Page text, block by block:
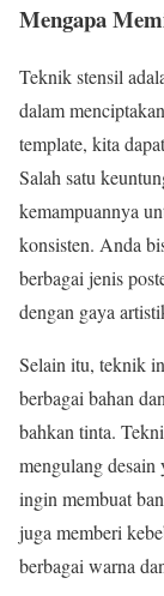
Mengapa
Teknik stensil
dalam
template, kita
Salah satu
kemampuannya
konsisten. Anda
berbagai jenis
dengan gaya
Selain itu, teknik
berbagai bahan
bahkan tinta.
mengulang desain
ingin membuat
juga memberi
berbagai warna